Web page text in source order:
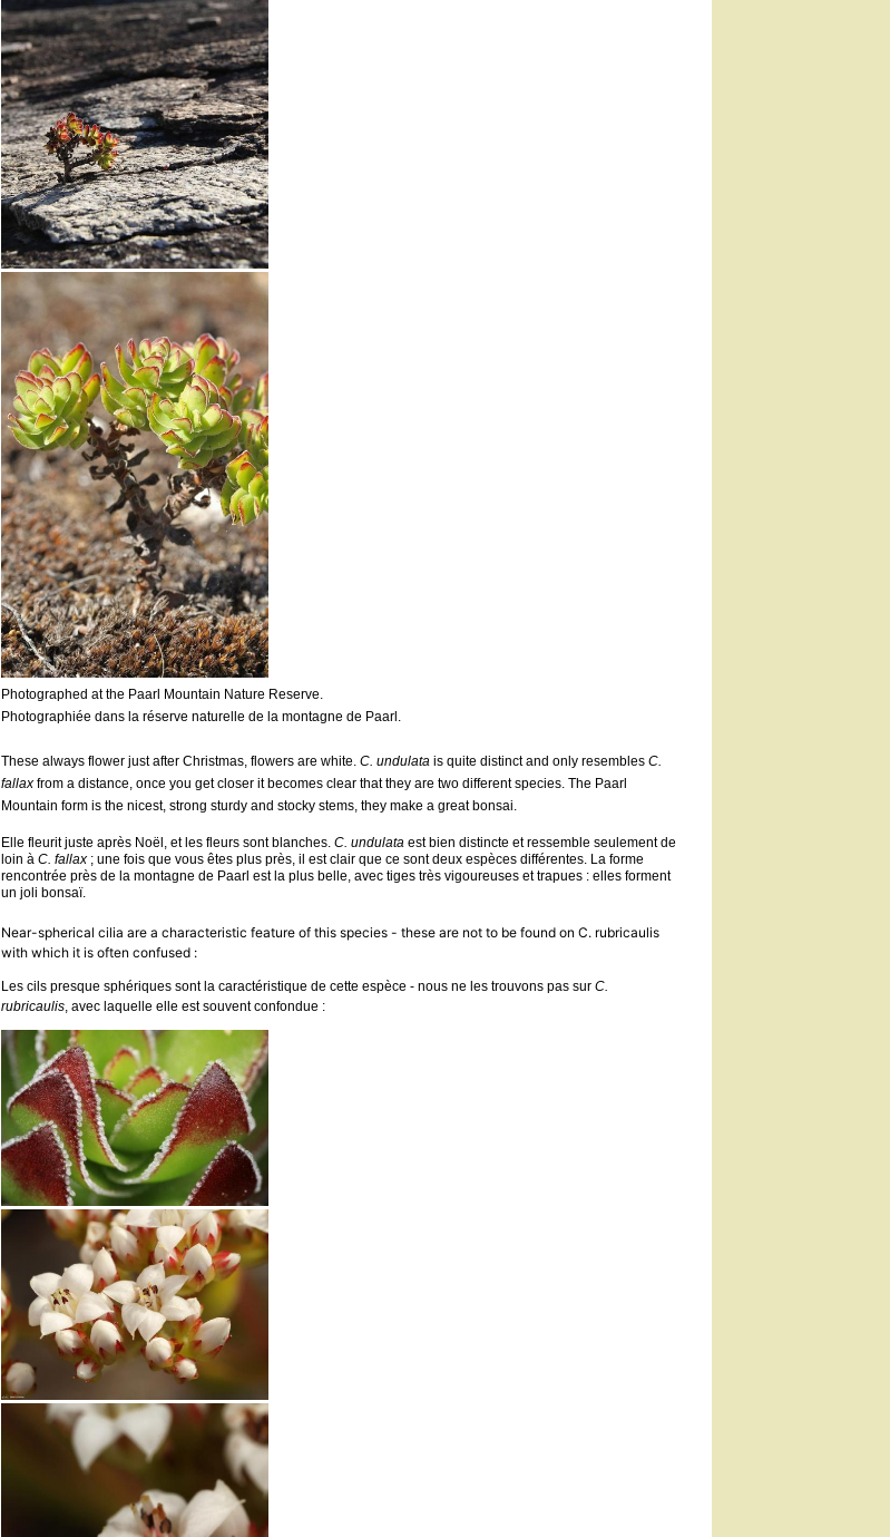
Photographed at the Paarl Mountain Nature Reserve.
Photographiée dans la réserve naturelle de la montagne de Paarl.
These always flower just after Christmas, flowers are white.C. undulata is quite distinct and only resemblesC.
fallaxfrom a distance, once you get closer it becomes clear that they are two different species.The Paarl
Mountain form is the nicest, strong sturdy and stocky stems, they make a great bonsai.
Elle fleurit juste après Noël, et les fleurs sont blanches.C. undulata est bien distincte et ressemble seulement de
loin àC. fallax ; une fois que vous êtes plus près, il est clair que ce sont deux espèces différentes. La forme
rencontrée près de la montagne de Paarl est la plus belle, avec tiges très vigoureuses et trapues : elles forment
un joli bonsaï.
Near-spherical cilia are a characteristic feature of this species - these are not to be found on C. rubricaulis
with which it is often confused :
Les cils presque sphériques sont la caractéristique de cette espèce - nous ne les trouvons pas sur C.
rubricaulis , avec laquelle elle est souvent confondue :